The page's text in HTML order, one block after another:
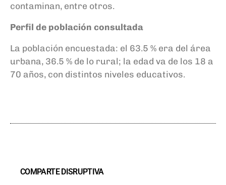
contaminan, entre otros.
Perfil de población consultada
La población encuestada: el 63.5 % era del área
urbana, 36.5 % de lo rural; la edad va de los 18 a
70 años, con distintos niveles educativos.
COMPARTE DISRUPTIVA